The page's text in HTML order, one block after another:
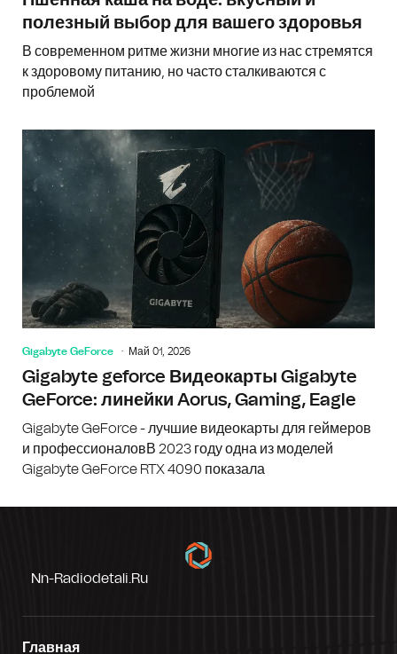
полезный выбор для вашего здоровья
В современном ритме жизни многие из нас стремятся
к здоровому питанию, но часто сталкиваются с
проблемой
Gigabyte GeForce Май 01, 2026
Gigabyte geforce Видеокарты Gigabyte
GeForce: линейки Aorus, Gaming, Eagle
Gigabyte GeForce - лучшие видеокарты для геймеров
и профессионаловВ 2023 году одна из моделей
Gigabyte GeForce RTX 4090 показала
Nn-Radiodetali.ru
Главная